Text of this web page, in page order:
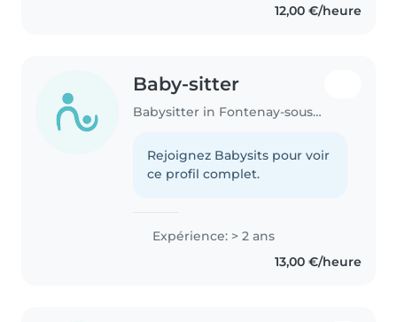
12,00 €/heure
Baby-sitter
Babysitter in Fontenay-sous-Bois
Rejoignez Babysits pour voir
ce profil complet.
Expérience: > 2 ans
13,00 €/heure